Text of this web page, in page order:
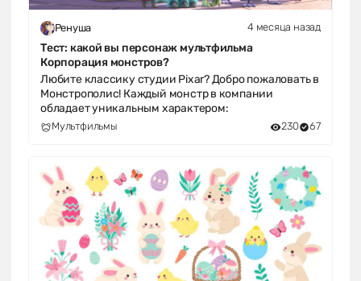
Ренуша 4 месяца назад
Тест: какой вы персонаж мультфильма
Корпорация монстров?
Любите классику студии Pixar? Добро пожаловать в
Монстрополис! Каждый монстр в компании
обладает уникальным характером:
Мультфильмы 230 67